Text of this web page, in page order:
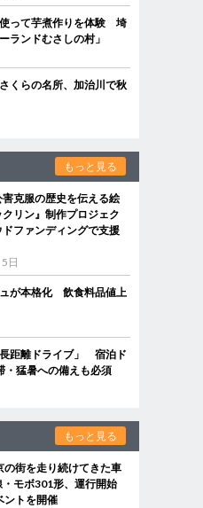
って芋煮作りを体験 埼
ランドむさしの村」
くらの名所、加治川で秋
もっと見る
害克服の歴史を伝える絵
リン』制作プロジェク
ファンディングで支援
日
ュが本格化 飲食料品値上
距離ドライブ」 宿泊ド
・猛暑への備えも必須
もっと見る
の街を走り続けてきた車
モボ301形、運行開始
ントを開催